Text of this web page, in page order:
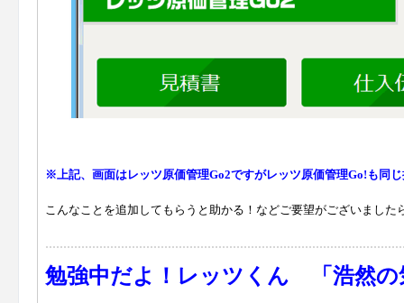
※上記、画面はレッツ原価管理Go2ですがレッツ原価管理Go! も同
こんなことを追加してもらうと助かる！ などご要望がございました
勉強中だよ！レッツくん 「浩然の